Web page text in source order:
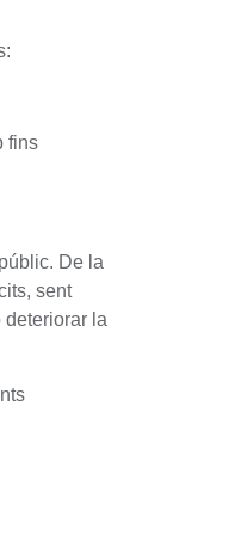
fins
De la
sent
deteriorar la